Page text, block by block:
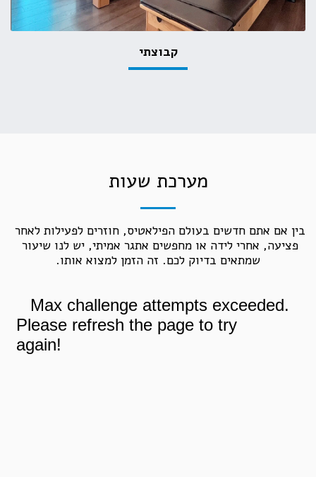
קבוצתי
מערכת שעות
בין אם אתם חדשים בעולם הפילאטיס, חוזרים לפעילות לאחר
פציעה, אחרי לידה או מחפשים אתגר אמיתי, יש לנו שיעור
שמתאים בדיוק לכם. זה הזמן למצוא אותו.